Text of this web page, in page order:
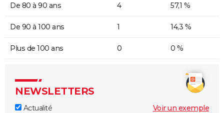
De 80 à 90 ans 4 57,1 %
De 90 à 100 ans 1 14,3 %
Plus de 100 ans 0 0 %
NEWSLETTERS
Actualité
Voir un exemple